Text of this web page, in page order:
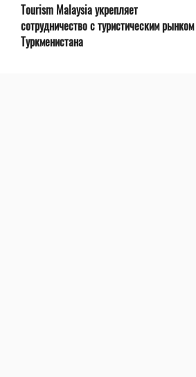
Tourism Malaysia укрепляет
сотрудничество с туристическим рынком
Туркменистана